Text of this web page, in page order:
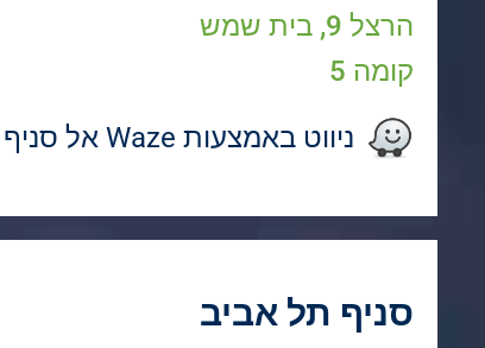
הרצל 9, בית שמש
קומה 5
ניווט באמצעות Waze אל סניף בית שמש
סניף תל אביב